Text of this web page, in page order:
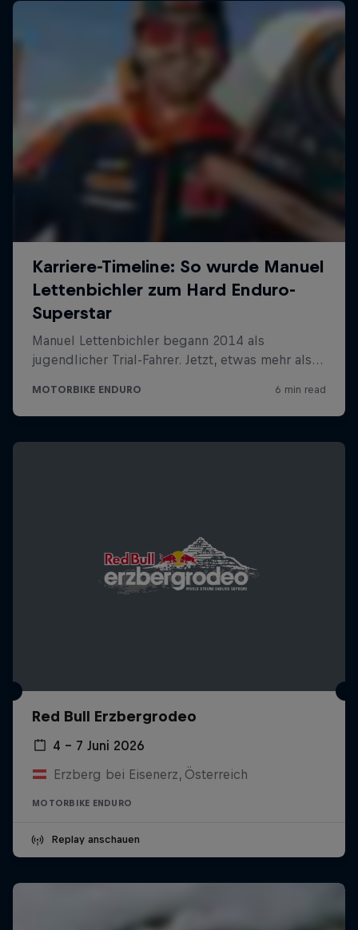
Red Bull Erzbergrodeo
4 – 7 Juni 2026
Erzberg bei Eisenerz, Österreich
MOTORBIKE ENDURO
Replay anschauen